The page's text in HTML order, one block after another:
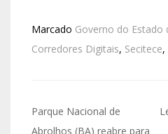
Marcado Governo do Estado
Corredores Digitais, Secitece,
Parque Nacional de
Abrolhos (BA) reabre para